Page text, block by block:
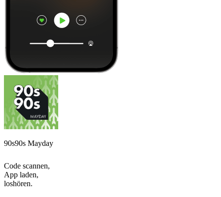
90s90s Mayday
Code scannen,
App laden,
loshören.